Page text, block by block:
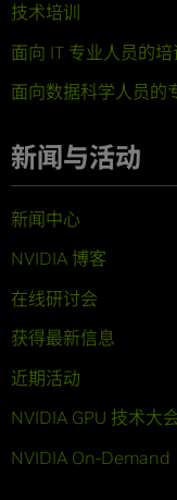
技术培训
面向 IT 专业人员的培
面向数据科学人员的
新闻与活动
新闻中心
NVIDIA 博客
在线研讨会
获得最新信息
近期活动
NVIDIA GPU 技术大
NVIDIA On-Demand